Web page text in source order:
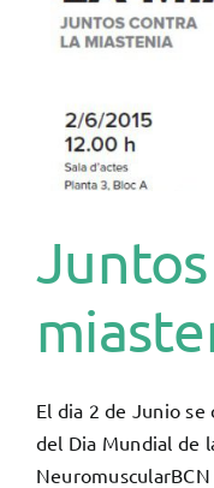
El dia 2 de Junio
del Dia Mundial de